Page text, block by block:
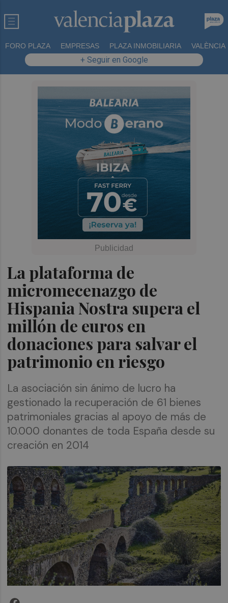
FORO PLAZA EMPRESAS PLAZA INMOBILIARIA VALÈNCIA
+ Seguir en Google
La plataforma de
micromecenazgo de
Hispania Nostra supera el
millón de euros en
donaciones para salvar el
patrimonio en riesgo
La asociación sin ánimo de lucro ha
gestionado la recuperación de 61 bienes
patrimoniales gracias al apoyo de más de
10.000 donantes de toda España desde su
creación en 2014